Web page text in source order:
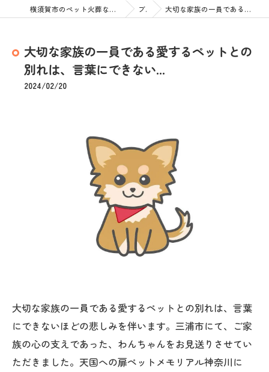
横須賀市のペット火葬なら訪問ペット火葬 ペットメモリアル神奈川 ブログ 大切な家族の一員である愛するペットとの別れは、言葉にできない...
大切な家族の一員である愛するペットとの
別れは、言葉にできない...
2024/02/20
大切な家族の一員である愛するペットとの別れは、言葉
にできないほどの悲しみを伴います。三浦市にて、ご家
族の心の支えであった、わんちゃんをお見送りさせてい
ただきました。天国への扉ペットメモリアル神奈川に